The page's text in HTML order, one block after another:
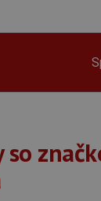
so